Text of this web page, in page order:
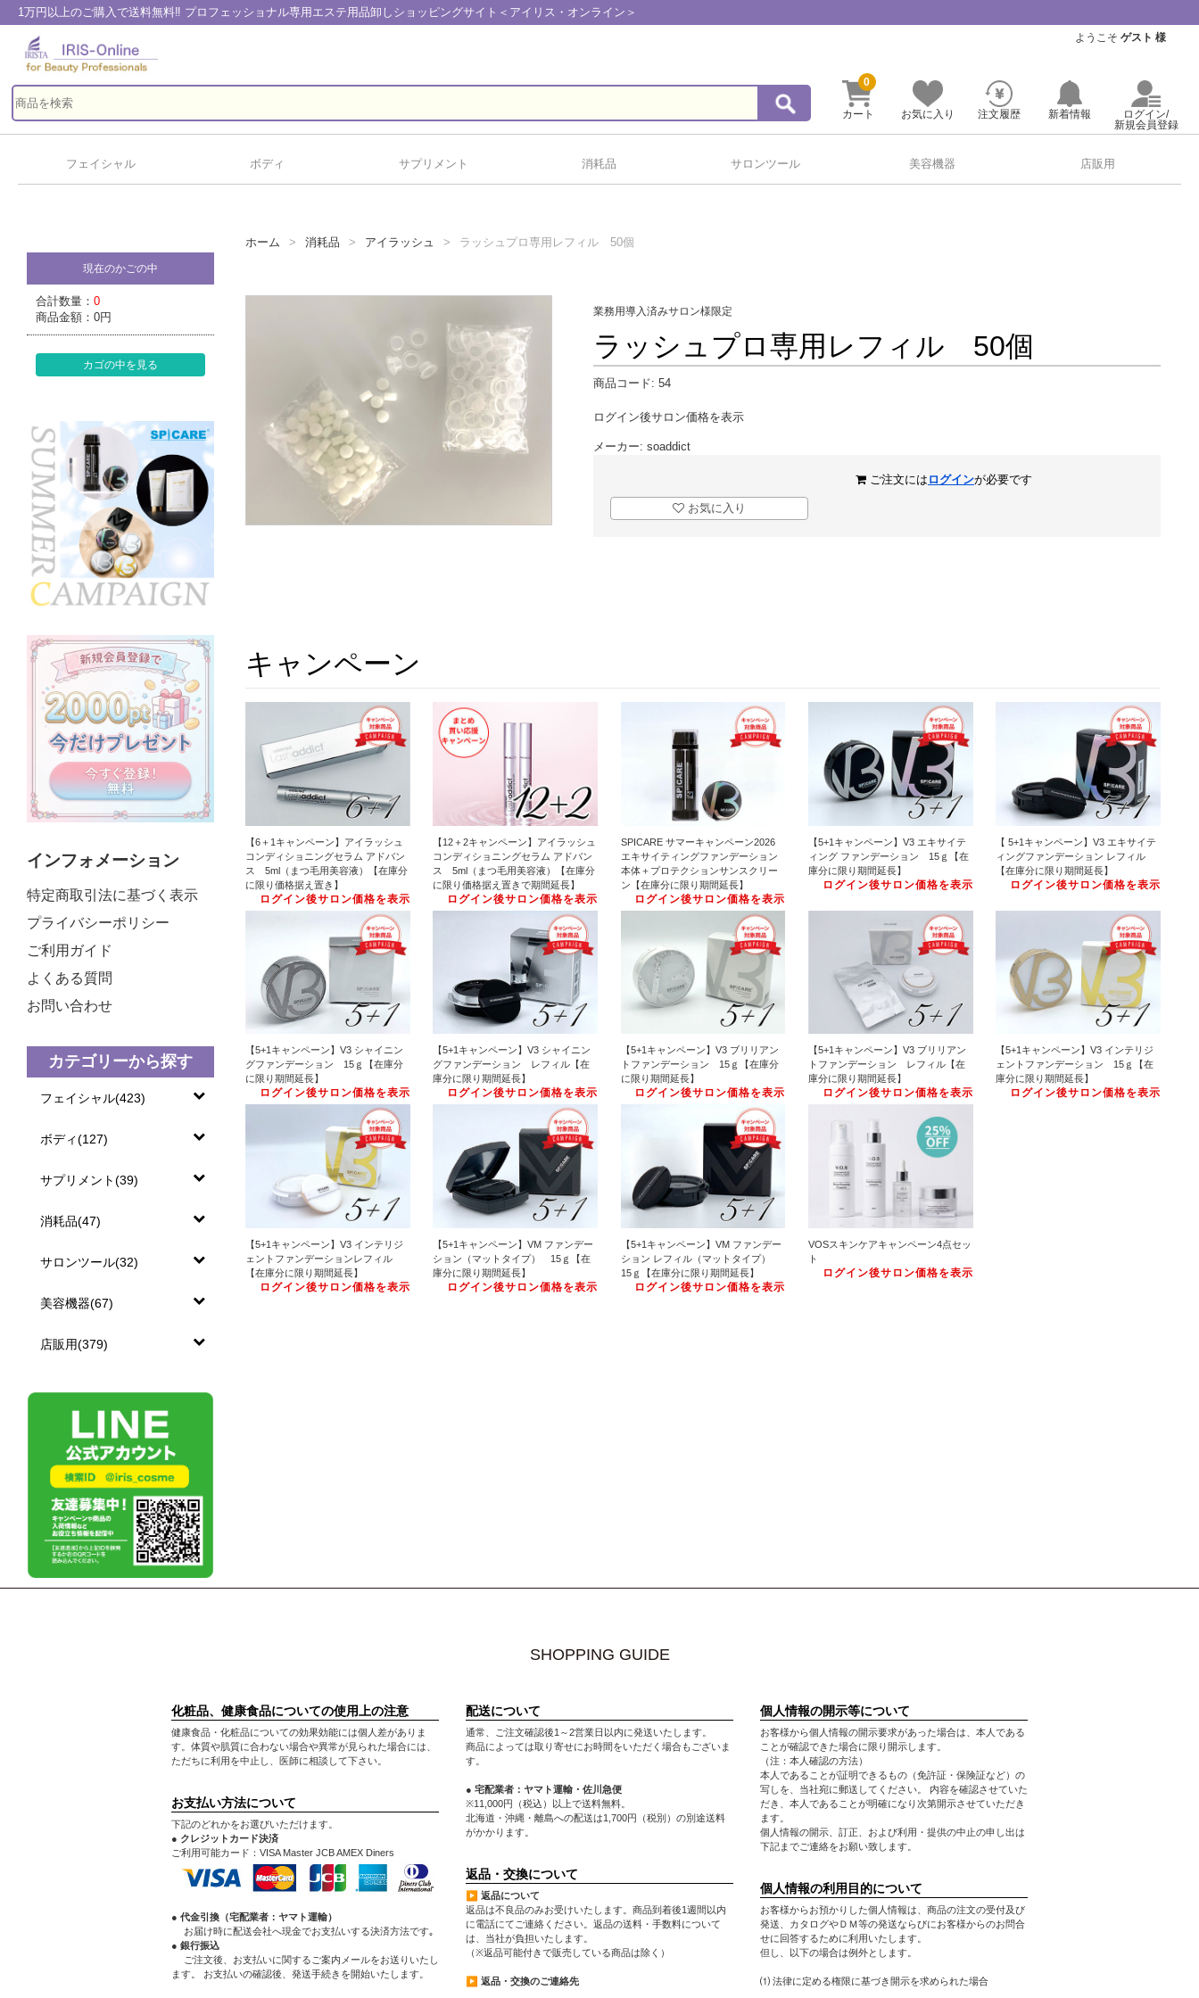
ようこそ ゲスト 様
カート
0
お気に入り 注文履歴 新着情報
ログイン/
新規会員登録
1万円以上のご購入で送料無料‼ プロフェッショナル専用エステ用品卸しショッピングサイト＜アイリス・オンライン＞
フェイシャル ボディ サプリメント 消耗品 サロンツール 美容機器 店販用
現在のかごの中
合計数量： 0
商品金額： 0円
カゴの中を見る
インフォメーション
特定商取引法に基づく表示
プライバシーポリシー
ご利用ガイド
よくある質問
お問い合わせ
カテゴリーから探す
フェイシャル(423)
ボディ(127)
サプリメント(39)
消耗品(47)
サロンツール(32)
美容機器(67)
店販用(379)
ホーム 消耗品 アイラッシュ ラッシュプロ専用レフィル 50個
業務用導入済みサロン様限定
ラッシュプロ専用レフィル 50個
商品コード: 54
ログイン後サロン価格を表示
メーカー: soaddict
ご注文には ログインが必要です
お気に入り
キャンペーン
【6＋1キャンペーン】アイラッシュ
コンディショニングセラム アドバン
ス 5ml（まつ毛用美容液）【在庫分
に限り価格据え置き】
ログイン後サロン価格を表示
【12＋2キャンペーン】アイラッシュ
コンディショニングセラム アドバン
ス 5ml（まつ毛用美容液）【在庫分
に限り価格据え置きで期間延長】
ログイン後サロン価格を表示
SPICARE サマーキャンペーン2026
エキサイティングファンデーション
本体＋プロテクションサンスクリー
ン【在庫分に限り期間延長】
ログイン後サロン価格を表示
【5+1キャンペーン】V3 エキサイテ
ィング ファンデーション 15ｇ【在
庫分に限り期間延長】
ログイン後サロン価格を表示
【 5+1キャンペーン】V3 エキサイテ
ィングファンデーション レフィル
【在庫分に限り期間延長】
ログイン後サロン価格を表示
【5+1キャンペーン】V3 シャイニン
グファンデーション 15ｇ【在庫分
に限り期間延長】
ログイン後サロン価格を表示
【5+1キャンペーン】V3 シャイニン
グファンデーション レフィル【在
庫分に限り期間延長】
ログイン後サロン価格を表示
【5+1キャンペーン】V3 ブリリアン
トファンデーション 15ｇ【在庫分
に限り期間延長】
ログイン後サロン価格を表示
【5+1キャンペーン】V3 ブリリアン
トファンデーション レフィル【在
庫分に限り期間延長】
ログイン後サロン価格を表示
【5+1キャンペーン】V3 インテリジ
ェントファンデーション 15ｇ【在
庫分に限り期間延長】
ログイン後サロン価格を表示
【5+1キャンペーン】V3 インテリジ
ェントファンデーションレフィル
【在庫分に限り期間延長】
ログイン後サロン価格を表示
【5+1キャンペーン】VM ファンデー
ション（マットタイプ） 15ｇ【在
庫分に限り期間延長】
ログイン後サロン価格を表示
【5+1キャンペーン】VM ファンデー
ション レフィル（マットタイプ）
15ｇ【在庫分に限り期間延長】
ログイン後サロン価格を表示
VOSスキンケアキャンペーン4点セッ
ト
ログイン後サロン価格を表示
SHOPPING GUIDE
化粧品、健康食品についての使用上の注意
健康食品・化粧品についての効果効能には個人差がありま
す。体質や肌質に合わない場合や異常が見られた場合には、
ただちに利用を中止し、医師に相談して下さい。
お支払い方法について
下記のどれかをお選びいただけます。
● クレジットカード決済
ご利用可能カード：VISA Master JCB AMEX Diners
● 代金引換（宅配業者：ヤマト運輸）
お届け時に配送会社へ現金でお支払いする決済方法です｡
● 銀行振込
ご注文後、お支払いに関するご案内メールをお送りいたし
ます。 お支払いの確認後、発送手続きを開始いたします。
配送について
通常、ご注文確認後1～2営業日以内に発送いたします。
商品によっては取り寄せにお時間をいただく場合もございま
す。
● 宅配業者：ヤマト運輸・佐川急便
※11,000円（税込）以上で送料無料。
北海道・沖縄・離島への配送は1,700円（税別）の別途送料
がかかります。
返品・交換について
▶ 返品について
返品は不良品のみお受けいたします。商品到着後1週間以内
に電話にてご連絡ください。返品の送料・手数料について
は、当社が負担いたします。
（※返品可能付きで販売している商品は除く）
▶ 返品・交換のご連絡先
個人情報の開示等について
お客様から個人情報の開示要求があった場合は、本人である
ことが確認できた場合に限り開示します。
（注：本人確認の方法）
本人であることが証明できるもの（免許証・保険証など）の
写しを、当社宛に郵送してください。 内容を確認させていた
だき、本人であることが明確になり次第開示させていただき
ます。
個人情報の開示、訂正、および利用・提供の中止の申し出は
下記までご連絡をお願い致します。
個人情報の利用目的について
お客様からお預かりした個人情報は、商品の注文の受付及び
発送、カタログやＤＭ等の発送ならびにお客様からのお問合
せに回答するために利用いたします。
但し、以下の場合は例外とします。
⑴ 法律に定める権限に基づき開示を求められた場合